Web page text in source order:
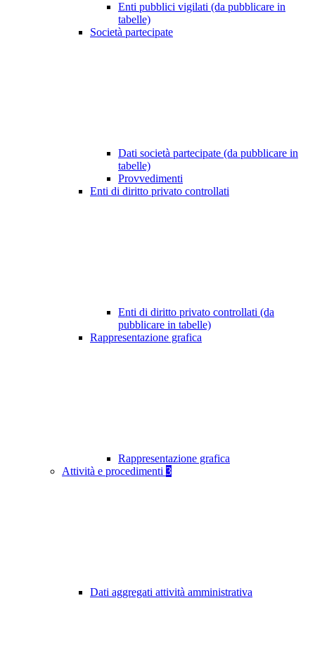
Enti pubblici vigilati (da pubblicare in
tabelle)
Società partecipate
Dati società partecipate (da pubblicare in
tabelle)
Provvedimenti
Enti di diritto privato controllati
Enti di diritto privato controllati (da
pubblicare in tabelle)
Rappresentazione grafica
Rappresentazione grafica
Attività e procedimenti 3
Dati aggregati attività amministrativa